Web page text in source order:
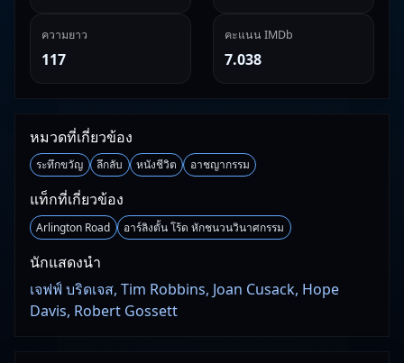
ความยาว
117
คะแนน IMDb
7.038
หมวดที่เกี่ยวข้อง
ระทึกขวัญ ลึกลับ หนังชีวิต อาชญากรรม
แท็กที่เกี่ยวข้อง
Arlington Road อาร์ลิงตั้น โร้ด หักชนวนวินาศกรรม
นักแสดงนำ
เจฟฟ์ บริดเจส, Tim Robbins, Joan Cusack, Hope
Davis, Robert Gossett